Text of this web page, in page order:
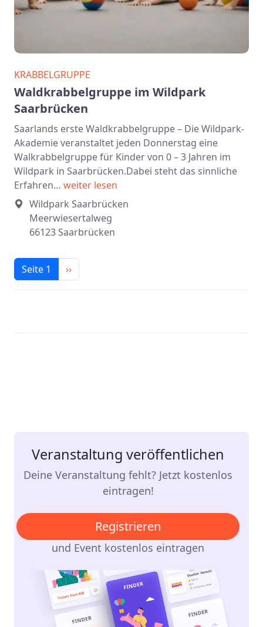
KRABBELGRUPPE
Waldkrabbelgruppe im Wildpark
Saarbrücken
Saarlands erste Waldkrabbelgruppe – Die Wildpark-
Akademie veranstaltet jeden Donnerstag eine
Walkrabbelgruppe für Kinder von 0 – 3 Jahren im
Wildpark in Saarbrücken.Dabei steht das sinnliche
Erfahren… weiter lesen
Wildpark Saarbrücken
Meerwiesertalweg
66123 Saarbrücken
Seitennummerierung
Seite 1 Nächste Seite
››
Veranstaltung veröffentlichen
Deine Veranstaltung fehlt? Jetzt kostenlos
eintragen!
Registrieren
und Event kostenlos eintragen